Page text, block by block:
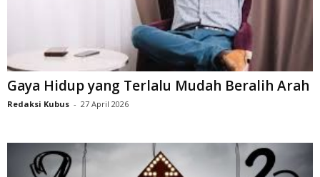
Gaya Hidup yang Terlalu Mudah Beralih Arah
Redaksi Kubus - 27 April 2026